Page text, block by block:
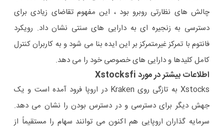
چالش های نظارتی روبرو بود ، این مفهوم تقاضای زیادی برای
دسترسی به زنجیره ای به دارایی های سنتی نشان داد. رویکرد
فانتوم با تمرکز غیرمتمرکز بر این ایده بنا می شود و به کاربران کنترل
کامل کلیدها و دارایی های خصوصی خود را می دهد.
اطلاعات بیشتر در مورد Xstocksfi
Xstocks به تازگی روی Kraken در اروپا فرود آمده است و یک
جهش دیگر برای دسترسی و در دسترس بودن را نشان می دهد.
سرمایه گذاران اروپایی هم اکنون می توانند سهام را مستقیماً از